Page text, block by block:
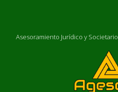
Asesoramiento Jurídico y Societario